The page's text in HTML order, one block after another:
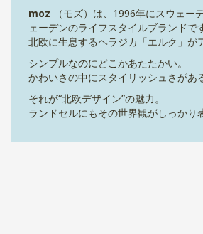
moz （モズ）は、1996年にスウェー
ェーデンのライフスタイルブランドで
北欧に生息するヘラジカ「エルク」が
シンプルなのにどこかあたたかい。
かわいさの中にスタイリッシュさがあ
それが“北欧デザイン”の魅力。
ランドセルにもその世界観がしっかり